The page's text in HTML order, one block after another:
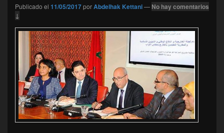
Publicado el 11/05/2017porAbdelhak Kettani— No hay comentarios
↓